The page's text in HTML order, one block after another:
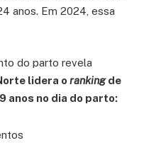
anos. Em 2024, essa
do parto revela
lidera o rankingde
anos no dia do parto: